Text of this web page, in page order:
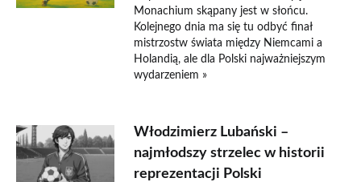
Monachium skąpany jest w słońcu.
Kolejnego dnia ma się tu odbyć finał
mistrzostw świata między Niemcami a
Holandią, ale dla Polski najważniejszym
wydarzeniem »
Włodzimierz Lubański –
najmłodszy strzelec w historii
reprezentacji Polski